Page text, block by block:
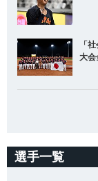
「
大会
選手一覧